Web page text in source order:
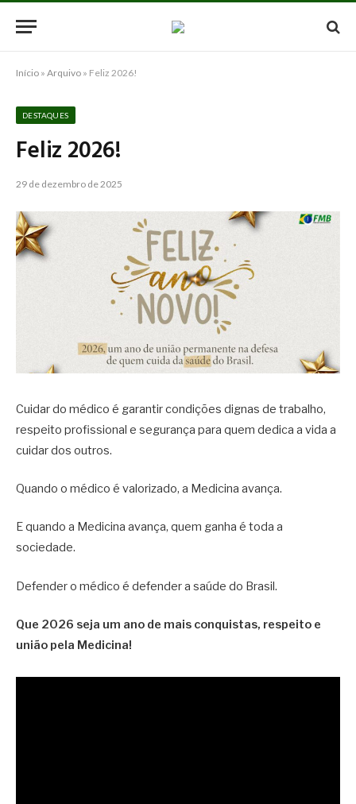
Início » Arquivo » Feliz 2026!
DESTAQUES
Feliz 2026!
29 de dezembro de 2025
Cuidar do médico é garantir condições dignas de trabalho,
respeito profissional e segurança para quem dedica a vida a
cuidar dos outros.
Quando o médico é valorizado, a Medicina avança.
E quando a Medicina avança, quem ganha é toda a
sociedade.
Defender o médico é defender a saúde do Brasil.
Que 2026 seja um ano de mais conquistas, respeito e
união pela Medicina!